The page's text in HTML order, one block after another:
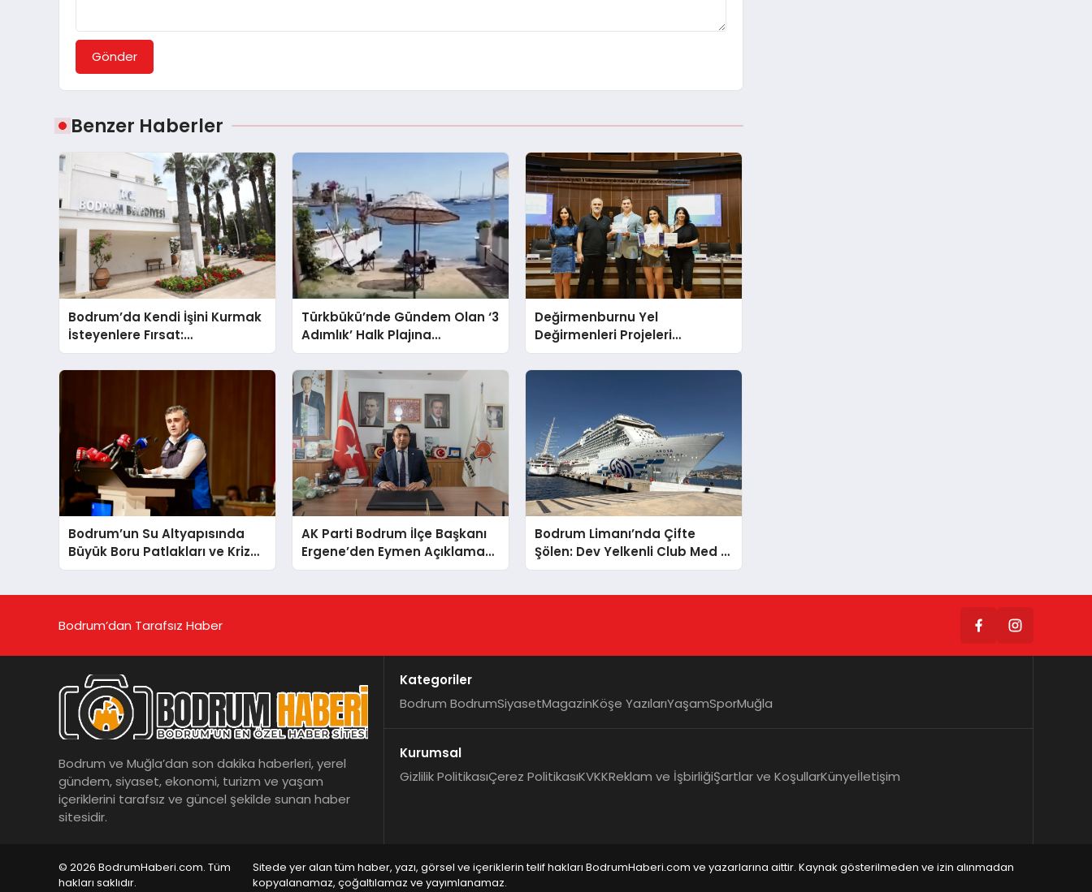
Gönder
Benzer Haberler
Bodrum’da Kendi İşini Kurmak
İsteyenlere Fırsat:
Belediyeden 15 Taşınmaz
Kiraya Veriliyor
Türkbükü’nde Gündem Olan ‘3
Adımlık’ Halk Plajına
Belediyeden Yanıt Geldi
Değirmenburnu Yel
Değirmenleri Projeleri
Ödüllendirildi
Bodrum’un Su Altyapısında
Büyük Boru Patlakları ve Kriz
Yönetimi Geride Kalıyor
AK Parti Bodrum İlçe Başkanı
Ergene’den Eymen Açıklaması:
“Yardım Kampanyasının
Bodrum Limanı’nda Çifte
Şölen: Dev Yelkenli Club Med 2
ve Yüzen Şehir Aroya Geldi!
Bodrum’dan Tarafsız Haber
Bodrum ve Muğla’dan son dakika haberleri, yerel
gündem, siyaset, ekonomi, turizm ve yaşam
içeriklerini tarafsız ve güncel şekilde sunan haber
sitesidir.
Kategoriler
Bodrum BodrumSiyasetMagazinKöşe YazılarıYaşamSporMuğla
Kurumsal
Gizlilik PolitikasıÇerez PolitikasıKVKKReklam ve İşbirliğiŞartlar ve KoşullarKünyeİletişim
© 2026 BodrumHaberi.com. Tüm
hakları saklıdır.
Sitede yer alan tüm haber, yazı, görsel ve içeriklerin telif hakları BodrumHaberi.com ve yazarlarına aittir. Kaynak gösterilmeden ve izin alınmadan
kopyalanamaz, çoğaltılamaz ve yayımlanamaz.